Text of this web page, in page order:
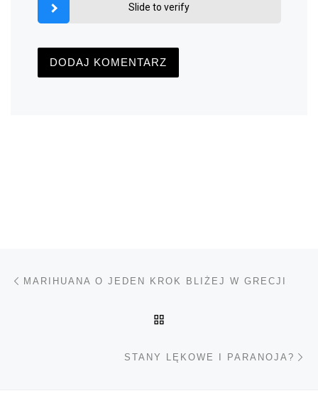
Slide to verify
Nawigacja wpisu
MARIHUANA O JEDEN KROK BLIŻEJ W GRECJI
STANY LĘKOWE I PARANOJA?